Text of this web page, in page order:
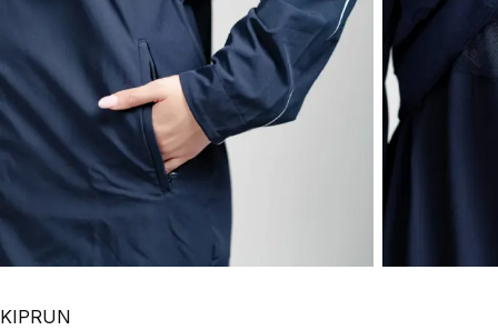
KIPRUN